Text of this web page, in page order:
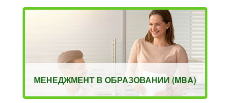
МЕНЕДЖМЕНТ В ОБРАЗОВАНИИ (MBA)